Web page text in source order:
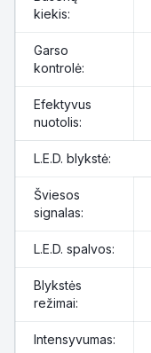
kiekis:
Garso
kontrolė:
Efektyvus
nuotolis:
L.E.D. blykstė:
Šviesos
signalas:
L.E.D. spalvos:
Blykstės
režimai:
Intensyvumas: